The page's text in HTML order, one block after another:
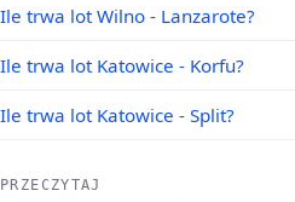
Ile trwa lot Wilno - Lanzarote?
Ile trwa lot Katowice - Korfu?
Ile trwa lot Katowice - Split?
PRZECZYTAJ